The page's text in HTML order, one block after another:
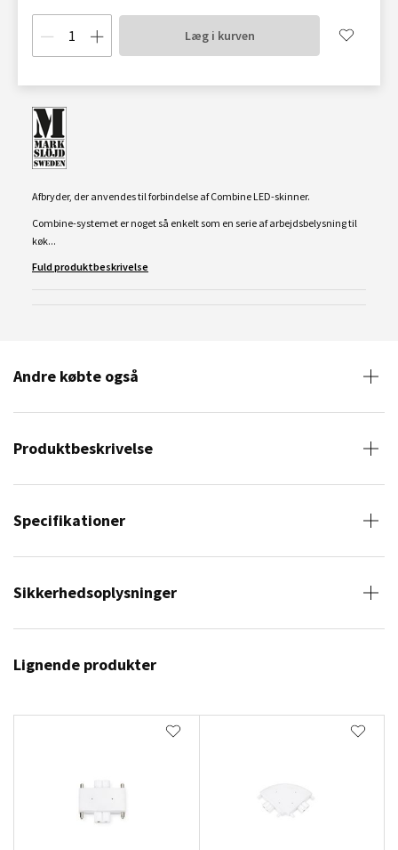
Læg i kurven
Afbryder, der anvendes til forbindelse af Combine LED-skinner.
Combine-systemet er noget så enkelt som en serie af arbejdsbelysning til
køk...
Fuld produktbeskrivelse
Andre købte også
Produktbeskrivelse
Specifikationer
Sikkerhedsoplysninger
Lignende produkter